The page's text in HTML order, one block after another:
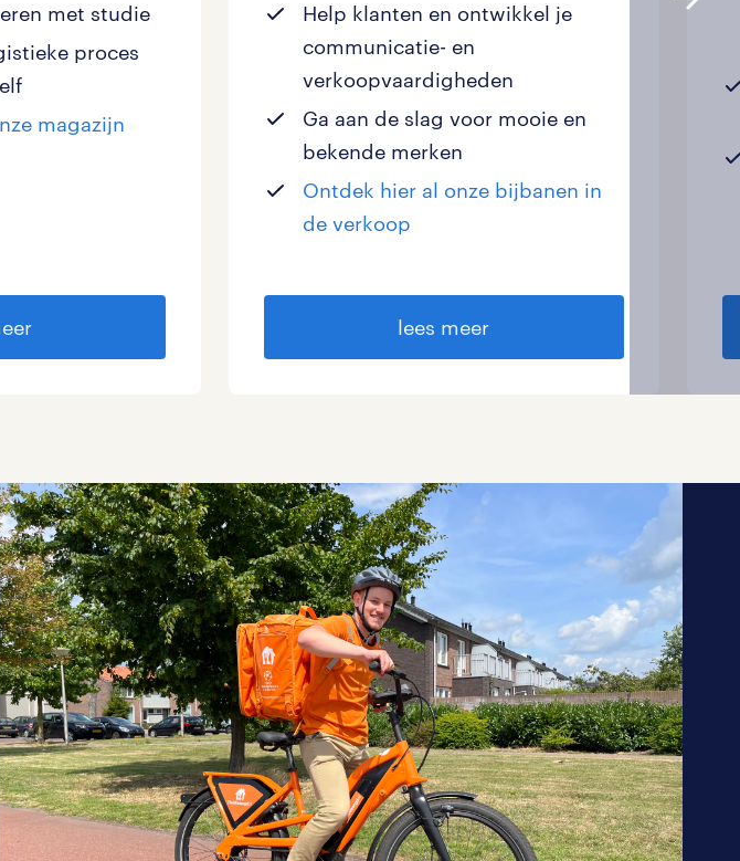
met studie
proces
magazijn
Help klanten en ontwikkel je
communicatie- en
verkoopvaardigheden
Ga aan de slag voor mooie en
bekende merken
Ontdek hier al onze bijbanen in
de verkoop
lees meer